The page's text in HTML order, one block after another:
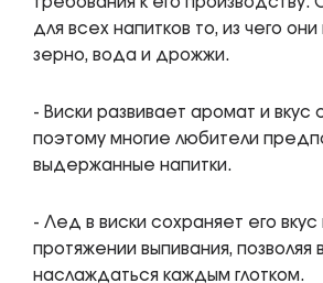
для всех напитков то, из чего
зерно, вода и дрожжи.
- Виски развивает аромат и
поэтому многие любители
выдержанные напитки.
- Лед в виски сохраняет его
протяжении выпивания, позволяя
наслаждаться каждым глотком.